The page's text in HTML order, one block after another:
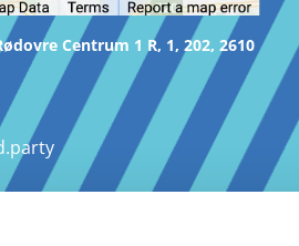
Centrum 1 R, 1, 202, 2610